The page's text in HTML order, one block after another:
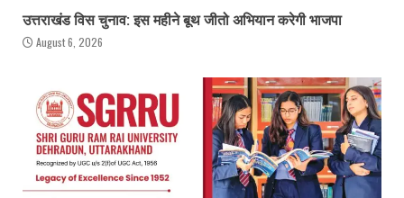
उत्तराखंड विस चुनाव: इस महीने बूथ जीतो अभियान करेगी भाजपा
August 6, 2026